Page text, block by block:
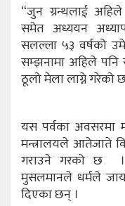
“जुन ग्रन्थलाई अहिले
समेत अध्ययन
सलल्ला ५३ वर्षको
सम्झनामा अहिले पनि
ठूलो मेला लाग्ने गरेको
यस पर्वका अवसरमा
मन्त्रालयले आतेजाते
गराउने गरको छ ।
मुसलमानले धर्मले
दिएका छन् ।